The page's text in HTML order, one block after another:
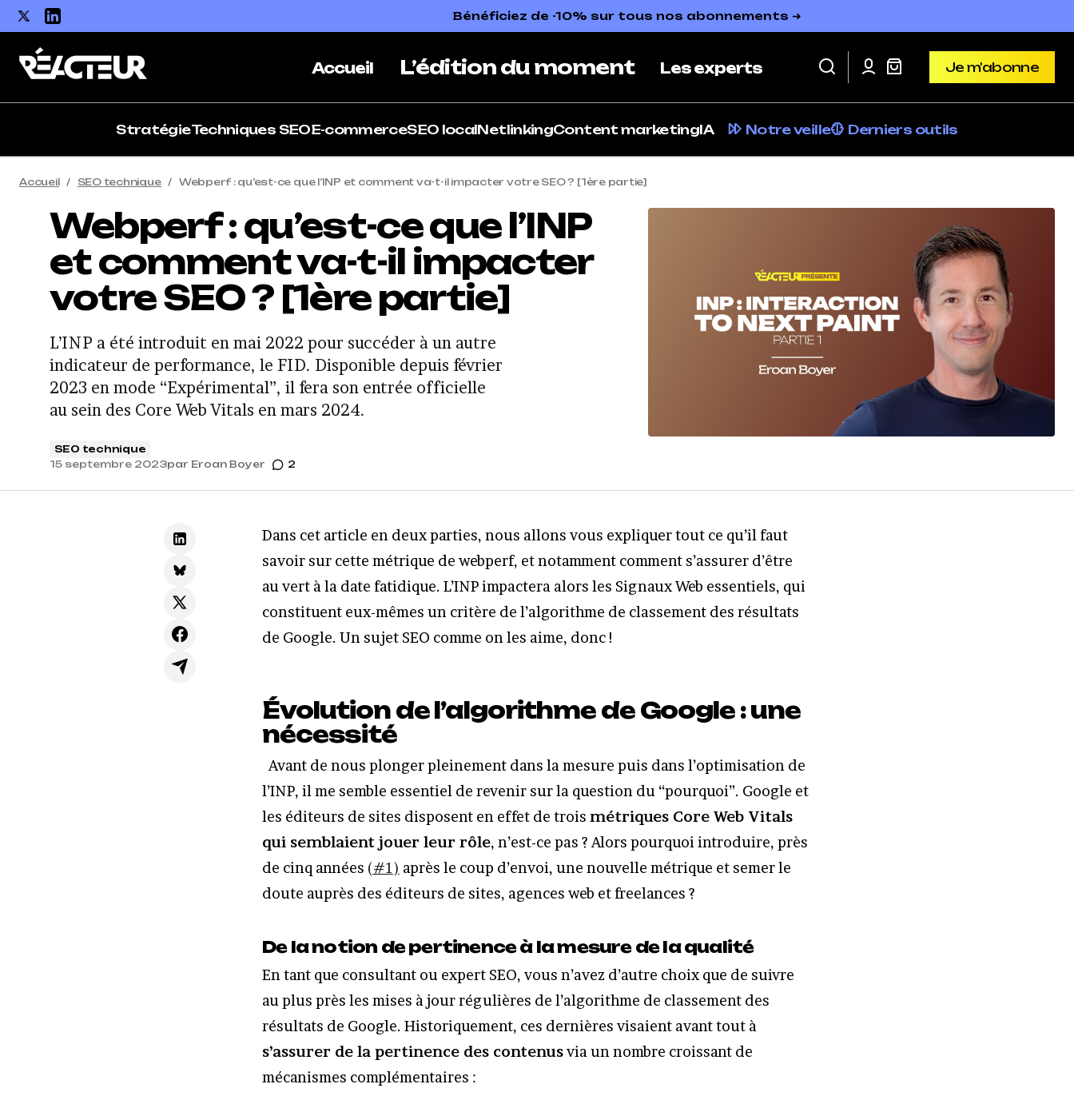
Bénéficiez de -10% sur tous nos abonnements ➜
Accueil L’édition du moment Les experts
Je m'abonne
StratégieTechniques SEOE-commerceSEO localNetlinkingContent marketingIA Notre veille Derniers outils
Accueil SEO technique Webperf : qu’est-ce que l’INP et comment va-t-il impacter votre SEO ? [1ère partie]
Webperf : qu’est-ce que l’INP
et comment va-t-il impacter
votre SEO ? [1ère partie]
L’INP a été introduit en mai 2022 pour succéder à un autre
indicateur de performance, le FID. Disponible depuis février
2023 en mode “Expérimental”, il fera son entrée officielle
au sein des Core Web Vitals en mars 2024.
SEO technique
15 septembre 2023par Eroan Boyer 2
Dans cet article en deux parties, nous allons vous expliquer tout ce qu’il faut
savoir sur cette métrique de webperf, et notamment comment s’assurer d’être
au vert à la date fatidique. L’INP impactera alors les Signaux Web essentiels, qui
constituent eux-mêmes un critère de l’algorithme de classement des résultats
de Google. Un sujet SEO comme on les aime, donc !
Évolution de l’algorithme de Google : une
nécessité
Avant de nous plonger pleinement dans la mesure puis dans l’optimisation de
l’INP, il me semble essentiel de revenir sur la question du “pourquoi”. Google et
les éditeurs de sites disposent en effet de trois métriques Core Web Vitals
qui semblaient jouer leur rôle, n’est-ce pas ? Alors pourquoi introduire, près
de cinq années (#1) après le coup d’envoi, une nouvelle métrique et semer le
doute auprès des éditeurs de sites, agences web et freelances ?
De la notion de pertinence à la mesure de la qualité
En tant que consultant ou expert SEO, vous n’avez d’autre choix que de suivre
au plus près les mises à jour régulières de l’algorithme de classement des
résultats de Google. Historiquement, ces dernières visaient avant tout à
s’assurer de la pertinence des contenusvia un nombre croissant de
mécanismes complémentaires :